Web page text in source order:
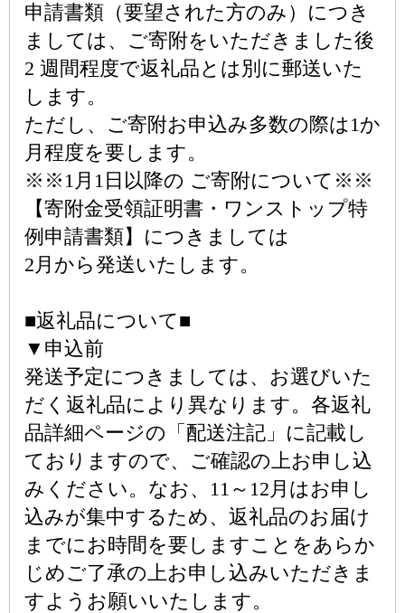
申請書類（要望された方のみ）につき
ましては、ご寄附をいただきました後
2 週間程度で返礼品とは別に郵送いた
します。
ただし、ご寄附お申込み多数の際は1か
月程度を要します。
※※1月1日以降の ご寄附について※※
【寄附金受領証明書・ワンストップ特
例申請書類】につきましては
2月から発送いたします。
■返礼品について■
▼申込前
発送予定につきましては、お選びいた
だく返礼品により異なります。各返礼
品詳細ページの「配送注記」に記載し
ておりますので、ご確認の上お申し込
みください。なお、11～12月はお申し
込みが集中するため、返礼品のお届け
までにお時間を要しますことをあらか
じめご了承の上お申し込みいただきま
すようお願いいたします。